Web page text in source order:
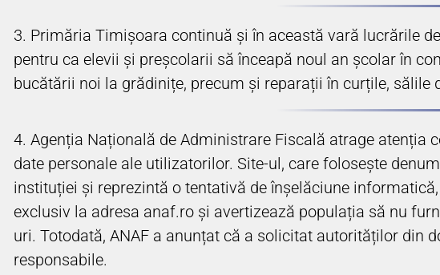
3. Primăria Timișoara continuă și în această vară lucrările
pentru ca elevii și preșcolarii să înceapă noul an școlar în
bucătării noi la grădinițe, precum și reparații în curțile, sălile
4. Agenția Națională de Administrare Fiscală atrage
date personale ale utilizatorilor. Site-ul, care folosește
instituției și reprezintă o tentativă de înșelăciune
exclusiv la adresa anaf.ro și avertizează populația să nu
uri. Totodată, ANAF a anunțat că a solicitat autorităților din
responsabile.